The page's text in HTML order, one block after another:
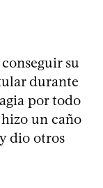
su
durante
por todo
un caño
dio otros